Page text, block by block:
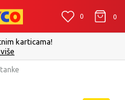
0 0
karticama!